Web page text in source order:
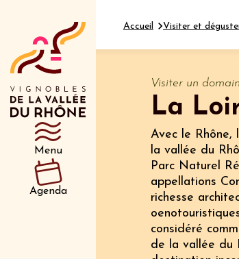
Menu
Agenda
Département
Accueil Visiter et
Visiter un
La
Avec le
la vallée du
Parc Naturel
appellations
richesse
considéré
de la vallée du